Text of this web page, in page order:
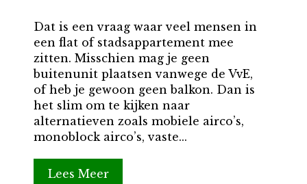
Dat is een vraag waar veel mensen in
een flat of stadsappartement mee
zitten. Misschien mag je geen
buitenunit plaatsen vanwege de VvE,
of heb je gewoon geen balkon. Dan is
het slim om te kijken naar
alternatieven zoals mobiele airco’s,
monoblock airco’s, vaste...
Lees Meer